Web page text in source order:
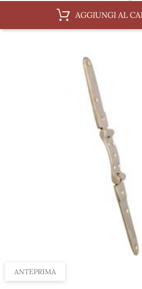
AGGIUNGI AL
ANTEPRIMA